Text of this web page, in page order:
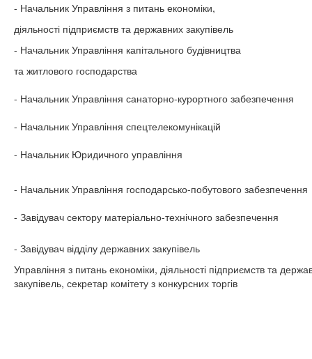
- Начальник Управління з питань економіки,
діяльності підприємств та державних закупівель
- Начальник Управління капітального будівництва
та житлового господарства
- Начальник Управління санаторно-курортного забезпечення
- Начальник Управління спецтелекомунікацій
- Начальник Юридичного управління
- Начальник Управління господарсько-побутового забезпечення
- Завідувач сектору матеріально-технічного забезпечення
- Завідувач відділу державних закупівель
Управління з питань економіки, діяльності підприємств та
закупівель, секретар комітету з конкурсних торгів